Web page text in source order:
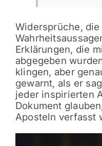
Widersprüche,
Erklärungen, die
abgegeben
klingen, aber
gewarnt, als er
jeder inspirierten
Dokument
Aposteln verfasst